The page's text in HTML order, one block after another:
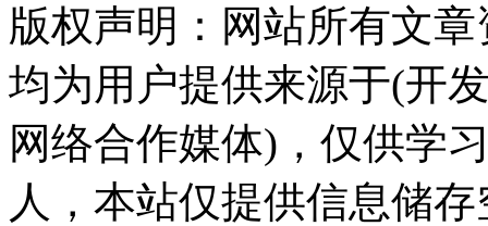
版权声明：网站所有文
均为用户提供来源于(开
网络合作媒体)，仅供学
人，本站仅提供信息储